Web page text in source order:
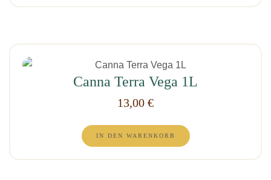
der
Produktseite
gewählt
werden
Optionen
Canna Terra Vega 1L
13,00 €
IN DEN WARENKORB